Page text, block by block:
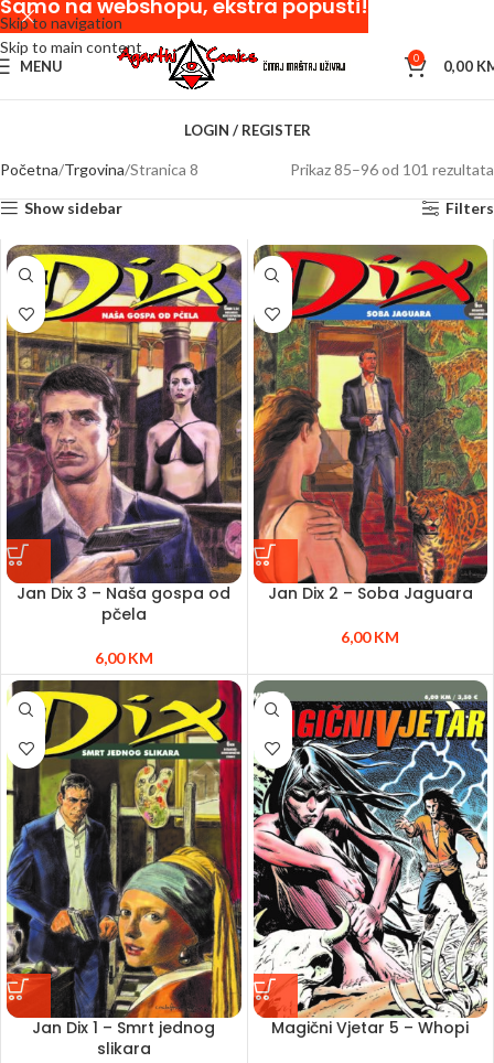
Skip to navigation
Skip to main content
MENU 0 0,00
LOGIN / REGISTER
Početna Trgovina Stranica 8 Prikaz 85–96 od 101 rezultata
Show sidebar Filters
Jan Dix 3 – Naša gospa od
pčela
6,00KM
Jan Dix 2 – Soba Jaguara
6,00KM
Jan Dix 1 – Smrt jednog
slikara
Magični Vjetar 5 – Whopi
Samo na webshopu, ekstra popusti!